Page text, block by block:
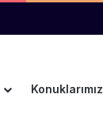
Konuklarımız